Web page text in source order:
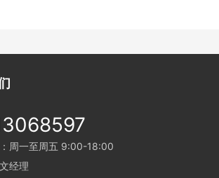
周一至周五 9:00-18:00
经理